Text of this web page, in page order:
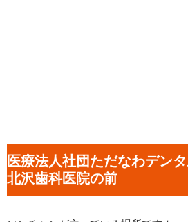
医療法人社団ただなわデン
北沢歯科医院の前